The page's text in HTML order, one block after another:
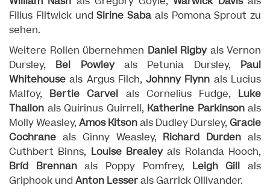
Filius Flitwick undSirine Sabaals Pomona Sprout zu
sehen.
Weitere Rollen übernehmen Daniel Rigbyals Vernon
Dursley, Bel Powleyals Petunia Dursley, Paul
Whitehouse als Argus Filch,Johnny Flynn als Lucius
Malfoy, Bertie Carvel als Cornelius Fudge, Luke
Thallon als Quirinus Quirrell, Katherine Parkinsonals
Molly Weasley,Amos Kitsonals Dudley Dursley,Gracie
Cochrane als Ginny Weasley, Richard Durden als
Cuthbert Binns, Louise Brealeyals Rolanda Hooch,
Bríd Brennanals Poppy Pomfrey, Leigh Gill als
Griphook und Anton Lesserals Garrick Ollivander.